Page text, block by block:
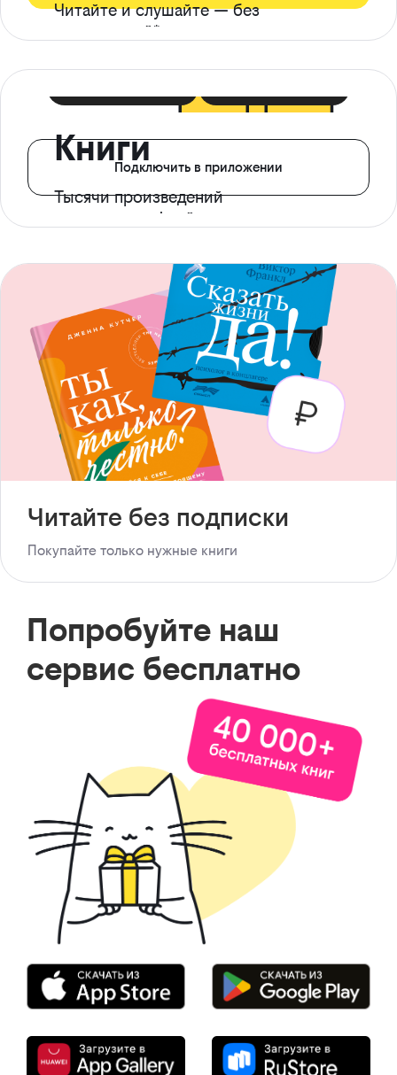
Читайте и слушайте — без
ограничений*
Книги
Тысячи произведений
с доступом офлайн
Подключить в приложении
Читайте без подписки
Покупайте только нужные книги
Попробуйте наш
сервис бесплатно